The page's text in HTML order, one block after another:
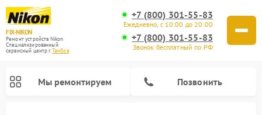
FIX-NIKON
Ремонт устройств Nikon
Специализированный
cервисный центр г.Тамбов
+7 (800) 301-55-83
Ежедневно, с 10:00 до 20:00
+7 (800) 301-55-83
Звонок бесплатный по РФ
Мы ремонтируем Позвонить